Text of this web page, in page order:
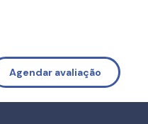
Agendar avaliação